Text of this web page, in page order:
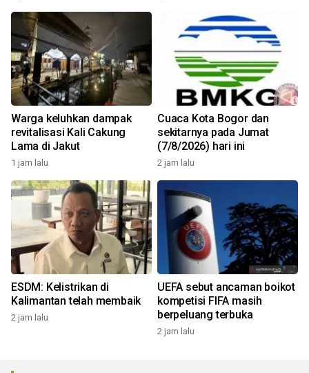
Warga keluhkan dampak
revitalisasi Kali Cakung
Lama di Jakut
1 jam lalu
Cuaca Kota Bogor dan
sekitarnya pada Jumat
(7/8/2026) hari ini
2 jam lalu
ESDM: Kelistrikan di
Kalimantan telah membaik
2 jam lalu
UEFA sebut ancaman boikot
kompetisi FIFA masih
berpeluang terbuka
2 jam lalu